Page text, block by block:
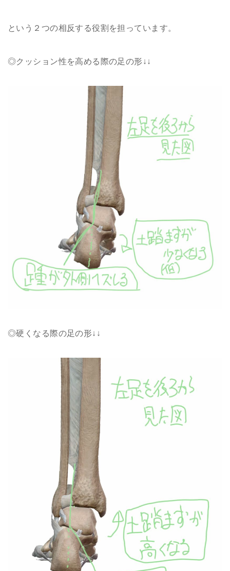
という２つの相反する役割を担っています。
◎クッション性を高める際の足の形↓↓
◎硬くなる際の足の形↓↓